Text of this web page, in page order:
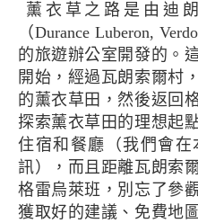
薰衣草之路是由迪朗斯呂貝隆-凡爾登地区
（Durance Luberon,
的旅遊辦公室開發的。
開始，經過瓦朗索爾村
的薰衣草田，然後返回
探索薰衣草田的理想起
住宿和餐廳（我們會
訊），而且距離瓦朗索
格雷烏萊班，別忘了參
獲取好的建議、免費地